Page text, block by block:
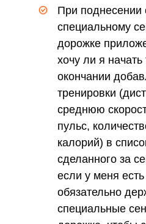
При поднесении
специальному
дорожке
хочу ли я
окончании
тренировки
среднюю
пульс,
калорий) в
сделанного за
если у меня
обязательно
специальные